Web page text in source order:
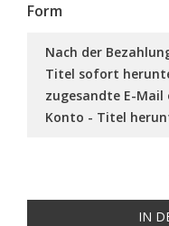
Form
Nach der
Titel sofort
zugesandte E-
Konto - Titel
IN